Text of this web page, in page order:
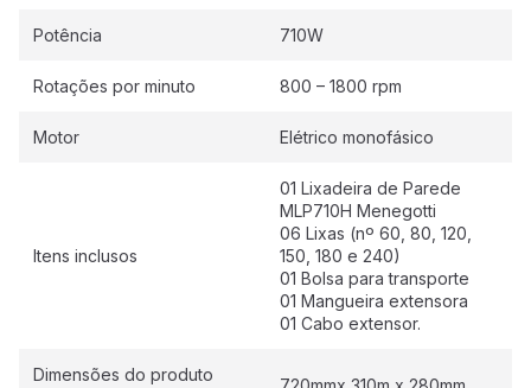
Potência 710W
Rotações por minuto 800 – 1800 rpm
Motor Elétrico monofásico
Itens inclusos
01 Lixadeira de Parede
MLP710H Menegotti
06 Lixas (nº 60, 80, 120,
150, 180 e 240)
01 Bolsa para transporte
01 Mangueira extensora
01 Cabo extensor.
Dimensões do produto